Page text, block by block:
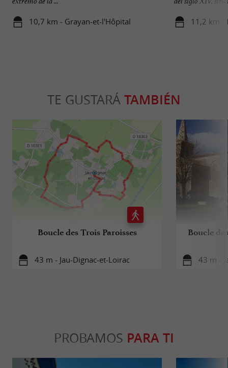
10,7 km - Grayan-et-l'Hôpital 11,2 km -
TE GUSTARÁ TAMBIÉN
Boucle des Trois Paroisses
43 m - Jau-Dignac-et-Loirac
Boucle
43 m -
PROBAMOS PARA TI